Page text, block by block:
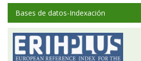
Bases de datos-Indexación